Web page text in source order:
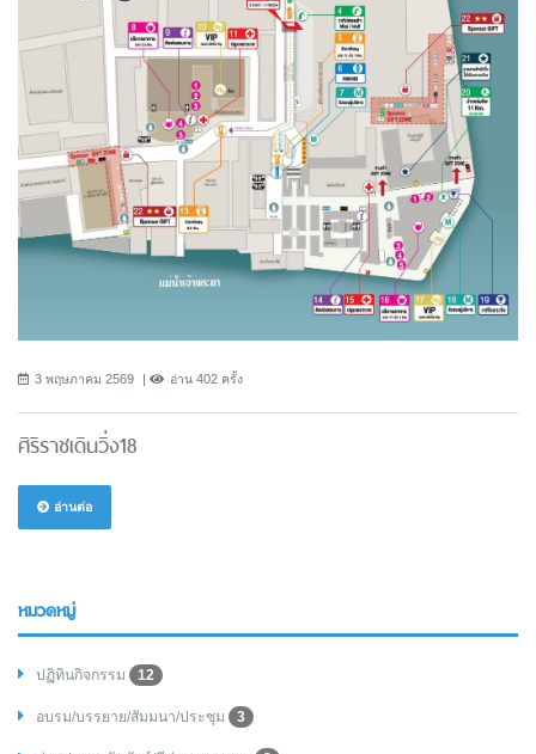
3 พฤษภาคม 2569 อ่าน 402 ครั้ง
ศิริราชเดินวิ่ง18
อ่านต่อ
หมวดหมู่
ปฏิทินกิจกรรม 12
อบรม/บรรยาย/สัมมนา/ประชุม 3